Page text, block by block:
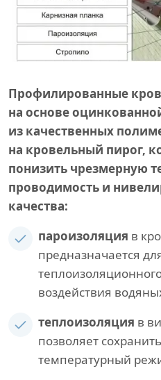
Профилированные
на основе
из качественных
на кровельный пирог,
понизить чрезмерную
проводимость и
качества:
пароизоляция в
предназначается
воздействия
теплоизоляция в
позволяет
температурный